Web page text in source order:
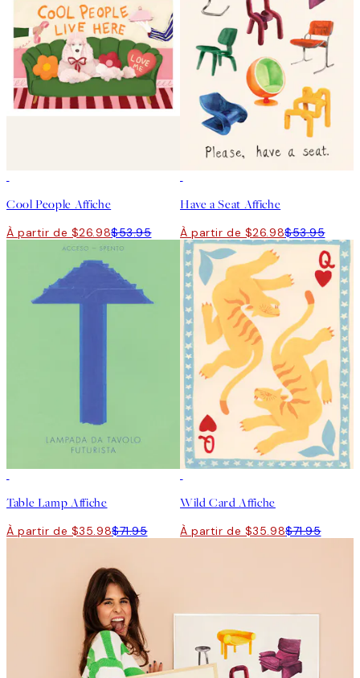
Cool People Affiche
À partir de $26.98$53.95
Have a Seat Affiche
À partir de $26.98$53.95
Table Lamp Affiche
À partir de $35.98$71.95
Wild Card Affiche
À partir de $35.98$71.95